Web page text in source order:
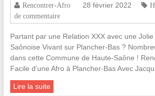
Rencontrer-Afro 28 février 2022
de commentaire
Partant par une Relation XXX avec une
Saônoise Vivant sur Plancher-Bas ?
dans cette Commune de Haute-Saône !
Facile d’une Afro à Plancher-Bas Avec
Lire la suite